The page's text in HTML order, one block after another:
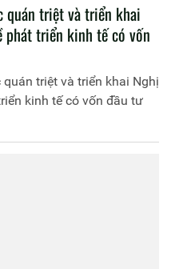
quán triệt và triển khai
phát triển kinh tế có vốn
triệt và triển khai Nghị
kinh tế có vốn đầu tư